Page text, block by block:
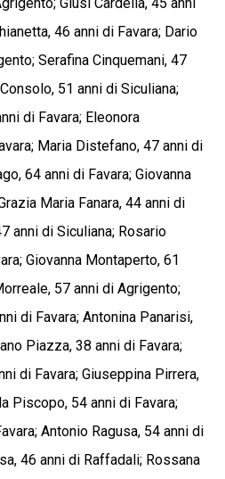
46 anni di Favara; Dario
Serafina Cinquemani, 47
51 anni di Siculiana;
di Favara; Eleonora
Maria Distefano, 47 anni di
64 anni di Favara; Giovanna
Maria Fanara, 44 anni di
anni di Siculiana; Rosario
Giovanna Montaperto, 61
57 anni di Agrigento;
di Favara; Antonina Panarisi,
Piazza, 38 anni di Favara;
di Favara; Giuseppina Pirrera,
Piscopo, 54 anni di Favara;
Antonio Ragusa, 54 anni di
46 anni di Raffadali; Rossana